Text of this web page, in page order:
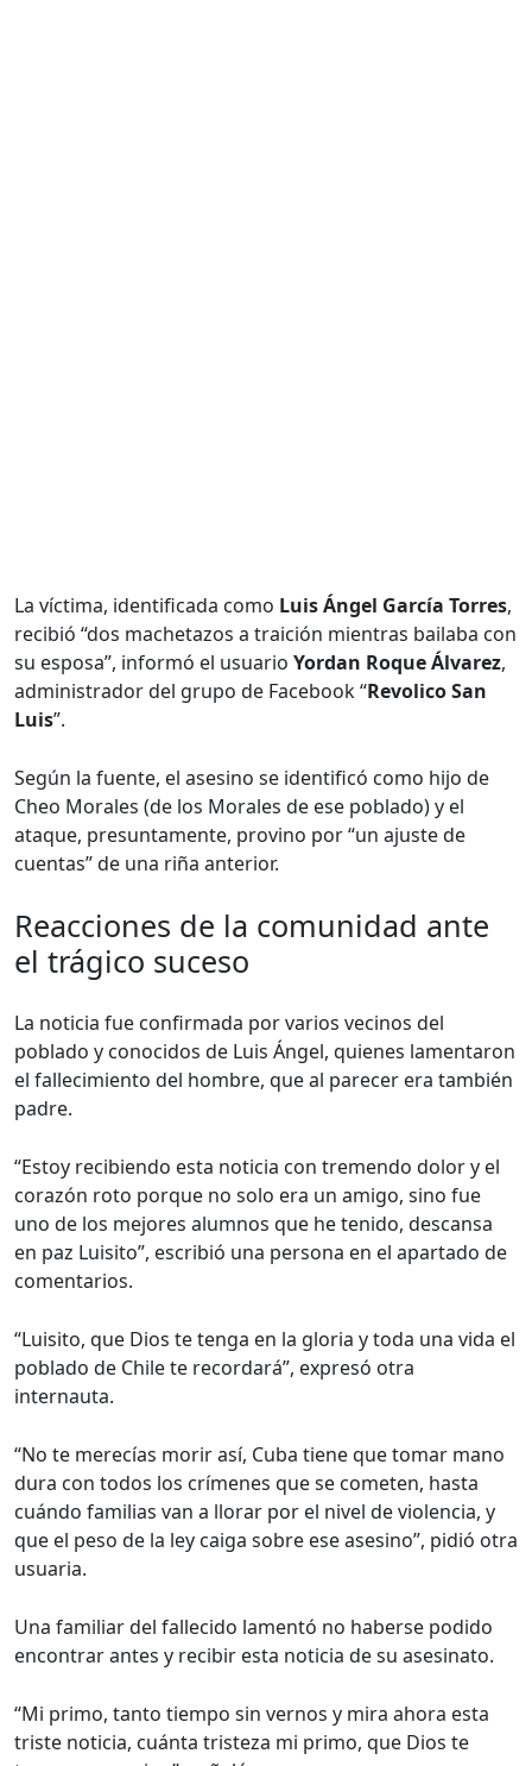
La víctima, identificada como Luis Ángel García Torres,
recibió “dos machetazos a traición mientras bailaba con
su esposa”, informó el usuario Yordan Roque Álvarez,
administrador del grupo de Facebook “Revolico San
Luis”.
Según la fuente, el asesino se identificó como hijo de
Cheo Morales (de los Morales de ese poblado) y el
ataque, presuntamente, provino por “un ajuste de
cuentas” de una riña anterior.
Reacciones de la comunidad ante
el trágico suceso
La noticia fue confirmada por varios vecinos del
poblado y conocidos de Luis Ángel, quienes lamentaron
el fallecimiento del hombre, que al parecer era también
padre.
“Estoy recibiendo esta noticia con tremendo dolor y el
corazón roto porque no solo era un amigo, sino fue
uno de los mejores alumnos que he tenido, descansa
en paz Luisito”, escribió una persona en el apartado de
comentarios.
“Luisito, que Dios te tenga en la gloria y toda una vida el
poblado de Chile te recordará”, expresó otra
internauta.
“No te merecías morir así, Cuba tiene que tomar mano
dura con todos los crímenes que se cometen, hasta
cuándo familias van a llorar por el nivel de violencia, y
que el peso de la ley caiga sobre ese asesino”, pidió otra
usuaria.
Una familiar del fallecido lamentó no haberse podido
encontrar antes y recibir esta noticia de su asesinato.
“Mi primo, tanto tiempo sin vernos y mira ahora esta
triste noticia, cuánta tristeza mi primo, que Dios te